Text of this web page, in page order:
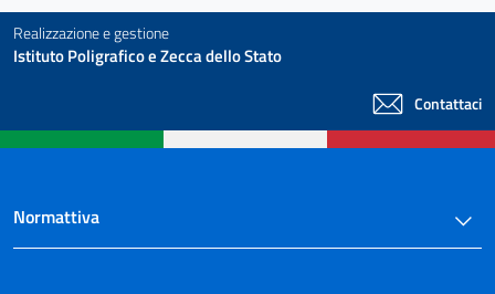
Realizzazione e gestione
Istituto Poligrafico e Zecca dello Stato
Contattaci
Normattiva